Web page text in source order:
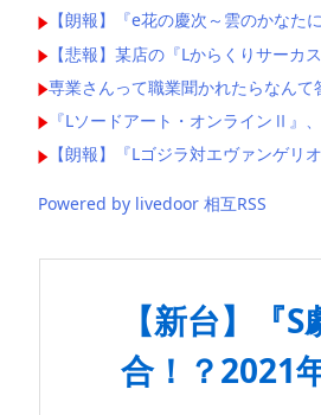
【朗報】『e花の慶次～雲のかな
【悲報】某店の『Lからくりサーカ
専業さんって職業聞かれたらなん
『Lソードアート・オンラインⅡ』
【朗報】『Lゴジラ対エヴァンゲリ
Powered by livedoor 相互RSS
【新台】『
合！？2021